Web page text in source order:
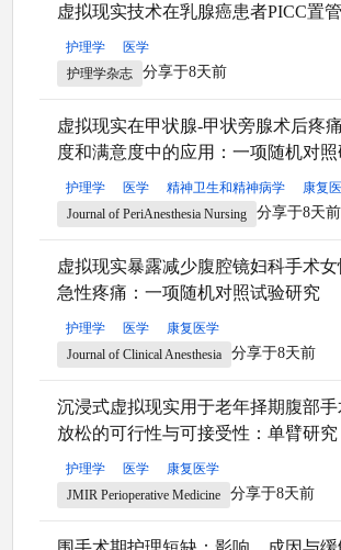
虚拟现实技术在乳腺癌患者PICC置
护理学
医学
护理学杂志
分享于8天前
虚拟现实在甲状腺-甲状旁腺术后疼
度和满意度中的应用：一项随机对照
护理学 医学 精神卫生和精神病学
康复
Journal of PeriAnesthesia Nursing
分享于8天前
虚拟现实暴露减少腹腔镜妇科手术
急性疼痛：一项随机对照试验研究
护理学 医学
康复医学
Journal of Clinical Anesthesia
分享于8天前
沉浸式虚拟现实用于老年择期腹部
放松的可行性与可接受性：单臂研究
护理学 医学
康复医学
JMIR Perioperative Medicine
分享于8天前